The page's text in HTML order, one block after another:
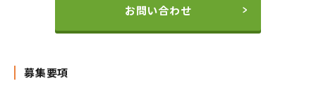
お問い合わせ
募集要項